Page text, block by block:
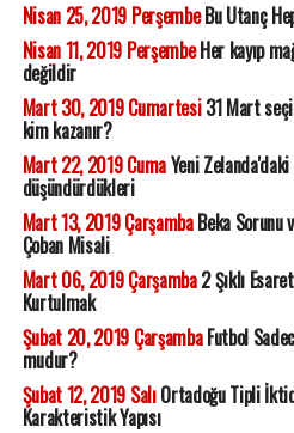
Nisan 25, 2019 PerşembeBu Utanç
Nisan 11, 2019 PerşembeHer kayıp
değildir
Mart 30, 2019 Cumartesi31 Mart
kim kazanır?
Mart 22, 2019 CumaYeni Zelanda'daki
düşündürdükleri
Mart 13, 2019 ÇarşambaBeka Sorunu
Çoban Misali
Mart 06, 2019 Çarşamba2 Şıklı
Kurtulmak
Şubat 20, 2019 ÇarşambaFutbol
mudur?
Şubat 12, 2019 SalıOrtadoğu Tipli
Karakteristik Yapısı